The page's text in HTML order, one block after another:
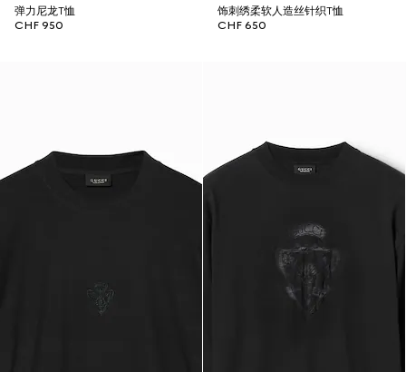
弹力尼龙T恤
CHF 950
饰刺绣柔软人造丝针织T恤
CHF 650